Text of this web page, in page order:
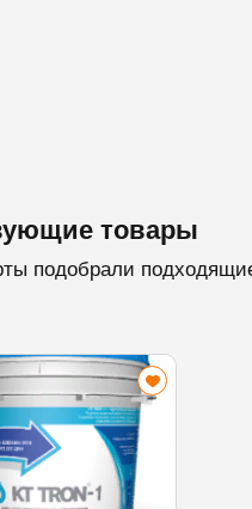
товары
подобрали